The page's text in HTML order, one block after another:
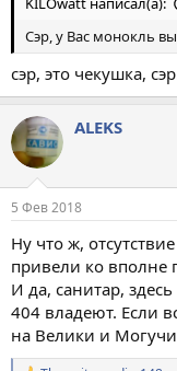
Сэр, у Вас монокль
сэр, это чекушка,
ALEKS
5 Фев 2018
Ну что ж,
привели ко вполне
И да, санитар,
404 владеют. Если
на Велики и